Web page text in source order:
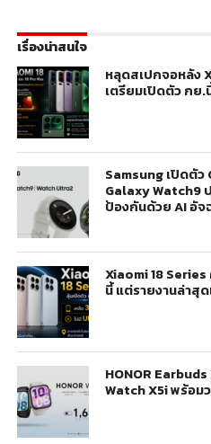
เรื่องน่าสนใจ
หลุดสเปกจอหลัง
เตรียมเปิดตัว กย.
Samsung เปิดตั
Galaxy Watch9
ป้องกันด้วย AI อัจ
Xiaomi 18
นี้ แต่รายงานล่าสุ
HONOR Earbuds
Watch X5i พร้อม